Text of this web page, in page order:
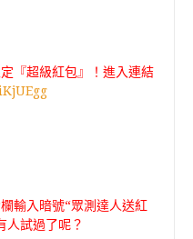
『超級紅包』！進入連結
輸入暗號“眾測達人送紅
人試過了呢？